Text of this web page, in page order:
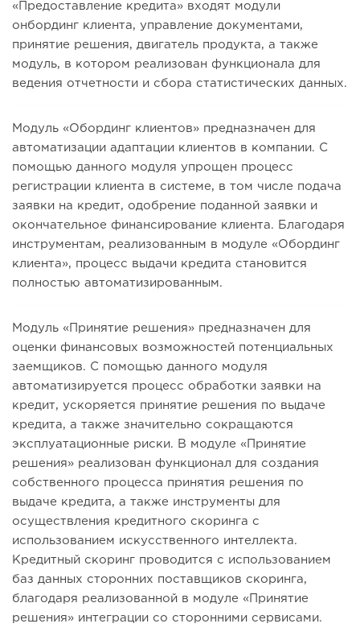
«Предоставление кредита» входят модули
онбординг клиента, управление документами,
принятие решения, двигатель продукта, а также
модуль, в котором реализован функционала для
ведения отчетности и сбора статистических данных.
Модуль «Обординг клиентов» предназначен для
автоматизации адаптации клиентов в компании. С
помощью данного модуля упрощен процесс
регистрации клиента в системе, в том числе подача
заявки на кредит, одобрение поданной заявки и
окончательное финансирование клиента. Благодаря
инструментам, реализованным в модуле «Обординг
клиента», процесс выдачи кредита становится
полностью автоматизированным.
Модуль «Принятие решения» предназначен для
оценки финансовых возможностей потенциальных
заемщиков. С помощью данного модуля
автоматизируется процесс обработки заявки на
кредит, ускоряется принятие решения по выдаче
кредита, а также значительно сокращаются
эксплуатационные риски. В модуле «Принятие
решения» реализован функционал для создания
собственного процесса принятия решения по
выдаче кредита, а также инструменты для
осуществления кредитного скоринга с
использованием искусственного интеллекта.
Кредитный скоринг проводится с использованием
баз данных сторонних поставщиков скоринга,
благодаря реализованной в модуле «Принятие
решения» интеграции со сторонними сервисами.